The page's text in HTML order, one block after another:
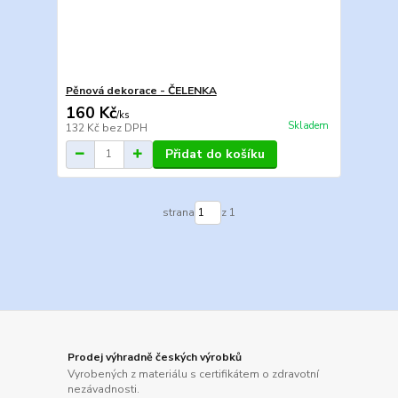
Pěnová dekorace - ČELENKA
160 Kč/ks
132 Kč bez DPH Skladem
Přidat do košíku
strana z 1
Prodej výhradně českých výrobků
Vyrobených z materiálu s certifikátem o zdravotní
nezávadnosti.